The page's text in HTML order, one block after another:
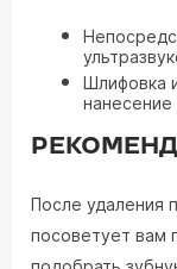
Шлифовка
нанесение
После удаления
посоветует вам